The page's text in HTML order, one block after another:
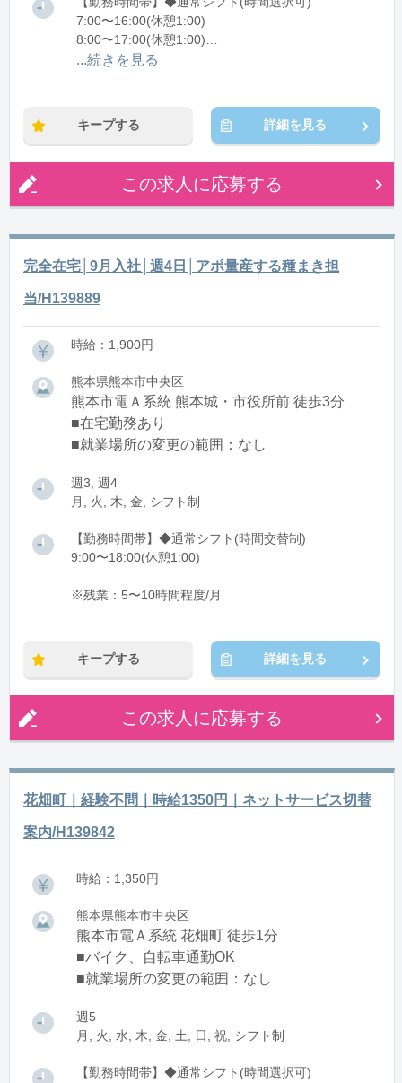
7:00〜16:00(休憩1:00)
8:00〜17:00(休憩1:00)
12:00〜21:00(休憩1:00)
...続きを見る
キープする 詳細を見る
この求人に応募する
完全在宅│9月入社│週4日│アポ量産する種まき担
当/H139889
時給：1,900円
熊本県熊本市中央区
熊本市電Ａ系統 熊本城・市役所前 徒歩3分
■在宅勤務あり
■就業場所の変更の範囲：なし
週3, 週4
月, 火, 木, 金, シフト制
【勤務時間帯】◆通常シフト(時間交替制)
9:00〜18:00(休憩1:00)
※残業：5〜10時間程度/月
キープする 詳細を見る
この求人に応募する
花畑町｜経験不問｜時給1350円｜ネットサービス切替
案内/H139842
時給：1,350円
熊本県熊本市中央区
熊本市電Ａ系統 花畑町 徒歩1分
■バイク、自転車通勤OK
■就業場所の変更の範囲：なし
週5
月, 火, 水, 木, 金, 土, 日, 祝, シフト制
【勤務時間帯】◆通常シフト(時間選択可)